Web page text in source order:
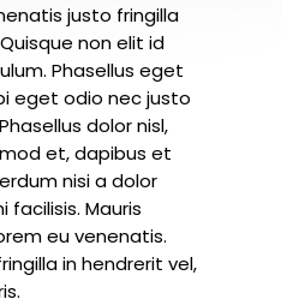
justo fringilla
non elit id
Phasellus eget
eget odio nec justo
dolor nisl,
et, dapibus et
nisi a dolor
facilisis. Mauris
eu venenatis.
in hendrerit vel,